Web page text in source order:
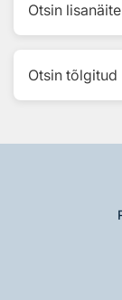
Otsin
Otsin tõlgitud